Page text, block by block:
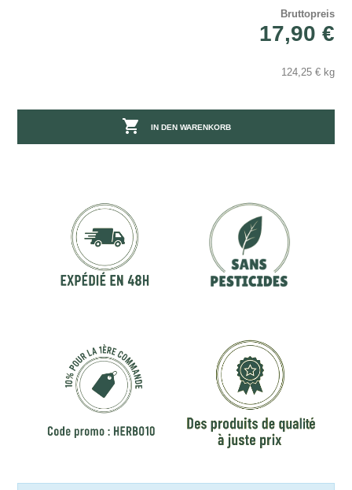
Bruttopreis
17,90 €
124,25 € kg
 IN DEN WARENKORB